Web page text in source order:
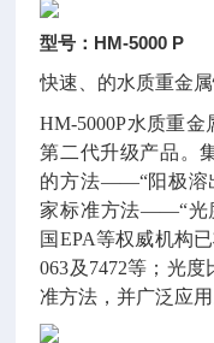
型号：HM-5000 P
快速、的水质重金
HM-5000P水质重
第二代升级产品。
的方法——“阳极溶
家标准方法——“光
国EPA等权威机构
063及7472等；光
准方法，并广泛应用